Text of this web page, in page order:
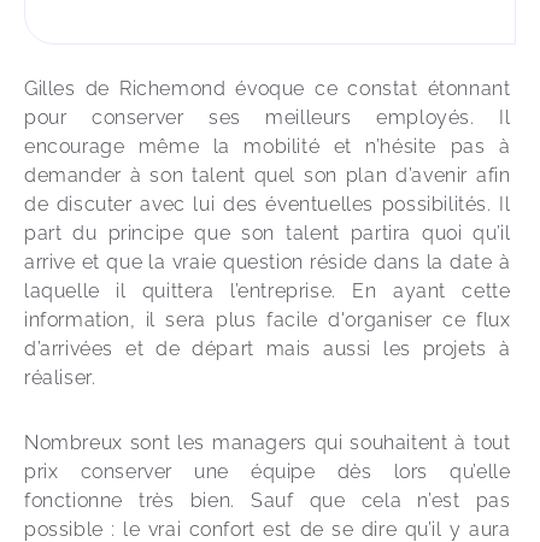
Gilles de Richemond évoque ce constat étonnant
pour conserver ses meilleurs employés. Il
encourage même la mobilité et n’hésite pas à
demander à son talent quel son plan d’avenir afin
de discuter avec lui des éventuelles possibilités. Il
part du principe que son talent partira quoi qu’il
arrive et que la vraie question réside dans la date à
laquelle il quittera l’entreprise. En ayant cette
information, il sera plus facile d'organiser ce flux
d’arrivées et de départ mais aussi les projets à
réaliser.
Nombreux sont les managers qui souhaitent à tout
prix conserver une équipe dès lors qu’elle
fonctionne très bien. Sauf que cela n’est pas
possible : le vrai confort est de se dire qu’il y aura